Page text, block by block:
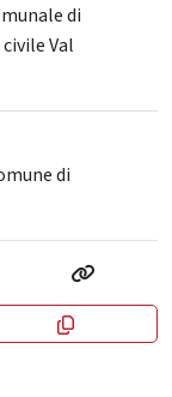
di
Val
di